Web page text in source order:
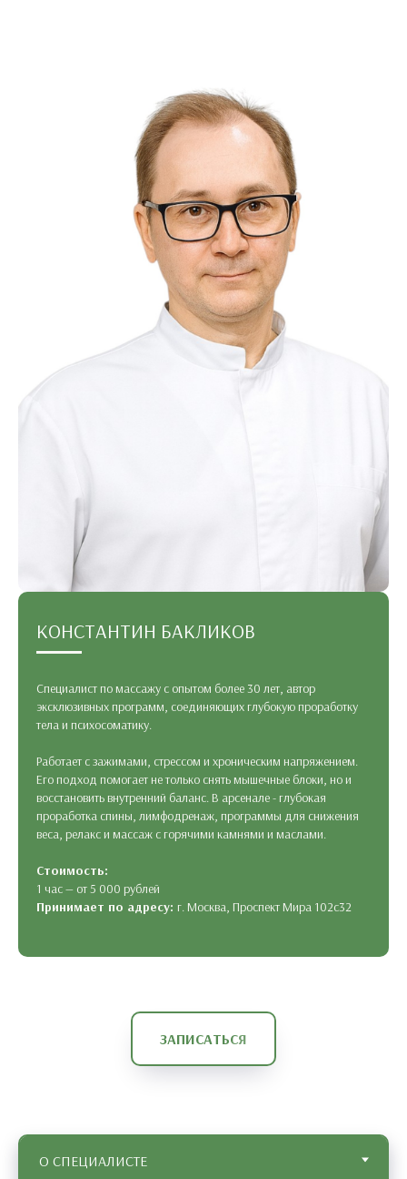
КОНСТАНТИН БАКЛИКОВ
Специалист по массажу с опытом более 30 лет, автор
эксклюзивных программ, соединяющих глубокую проработку
тела и психосоматику.
Работает с зажимами, стрессом и хроническим напряжением.
Его подход помогает не только снять мышечные блоки, но и
восстановить внутренний баланс. В арсенале - глубокая
проработка спины, лимфодренаж, программы для снижения
веса, релакс и массаж с горячими камнями и маслами.
Стоимость:
1 час — от 5 000 рублей
Принимает по адресу: г. Москва, Проспект Мира 102с32
ЗАПИСАТЬСЯ